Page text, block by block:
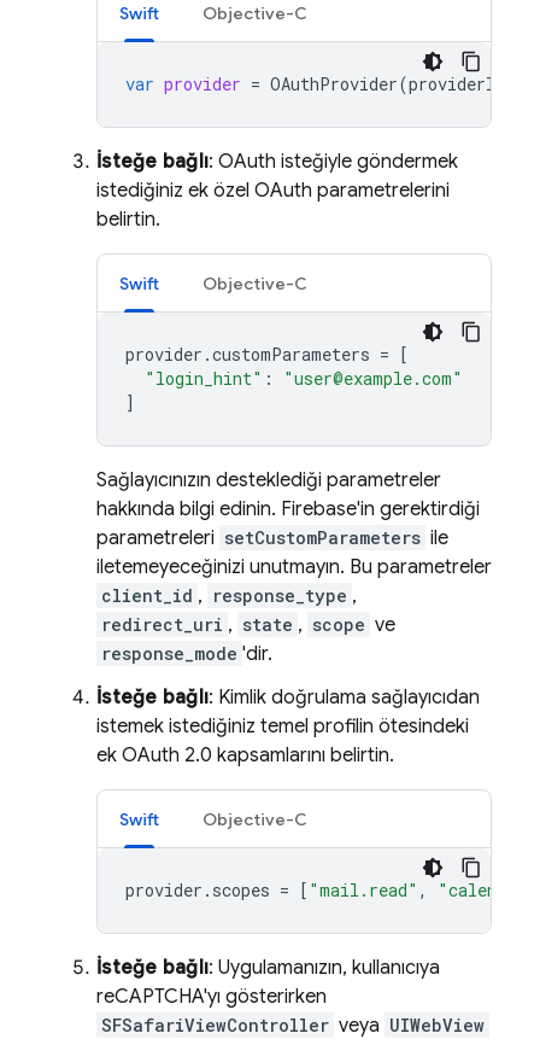
Swift Objective-C
var provider = OAuthProvider(providerID
İsteğe bağlı: OAuth isteğiyle göndermek
istediğiniz ek özel OAuth parametrelerini
belirtin.
Swift Objective-C
provider .customParameters = [
"login_hint" :
"user@example.com"
]
Sağlayıcınızın desteklediği parametreler
hakkında bilgi edinin. Firebase'in gerektirdiği
parametreleri setCustomParameters ile
iletemeyeceğinizi unutmayın. Bu parametreler
client_id , response_type ,
redirect_uri , state , scope ve
response_mode 'dir.
İsteğe bağlı: Kimlik doğrulama sağlayıcıdan
istemek istediğiniz temel profilin ötesindeki
ek OAuth 2.0 kapsamlarını belirtin.
Swift Objective-C
provider . scopes = [ "mail.read" ,
İsteğe bağlı: Uygulamanızın, kullanıcıya
reCAPTCHA'yı gösterirken
SFSafariViewController veya UIWebView